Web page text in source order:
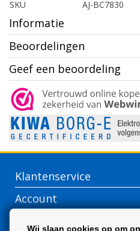
SKU AJ-BC7830
Informatie
Beoordelingen
Geef een beoordeling
Klantenservice
Account
Wij slaan cookies op om